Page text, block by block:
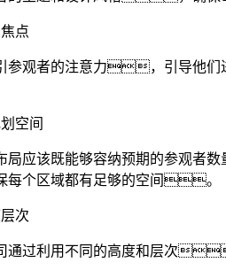
点
参观者的注意力，引导他
空间
局应该既能够容纳预期的参
个区域都有足够的空间。
次
通过利用不同的高度和层次